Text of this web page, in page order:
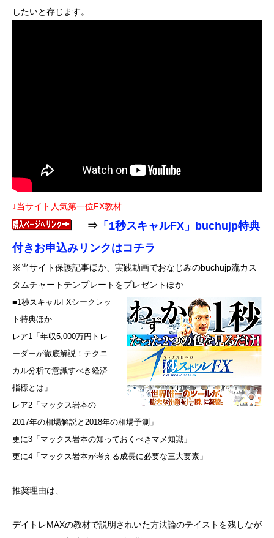
したいと存じます。
↓当サイト人気第一位FX教材
⇒ 「1秒スキャルFX」buchujp特典
付きお申込みリンクはコチラ
※当サイト保護記事ほか、実践動画でおなじみのbuchujp流カス
タムチャートテンプレートをプレゼントほか
■1秒スキャルFXシークレッ
ト特典ほか
レア1「年収5,000万円トレ
ーダーが徹底解説！テクニ
カル分析で意識すべき経済
指標とは」
レア2「マックス岩本の
2017年の相場解説と2018年の相場予測」
更に3「マックス岩本の知っておくべきマメ知識」
更に4「マックス岩本が考える成長に必要な三大要素」
推奨理由は、
デイトレMAXの教材で説明されいた方法論のテイストを残しなが